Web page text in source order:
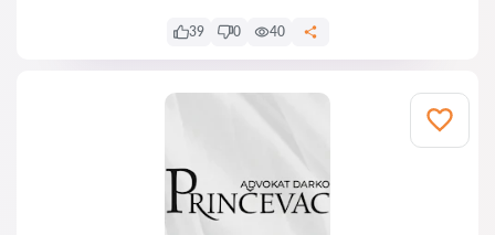
39 0 40